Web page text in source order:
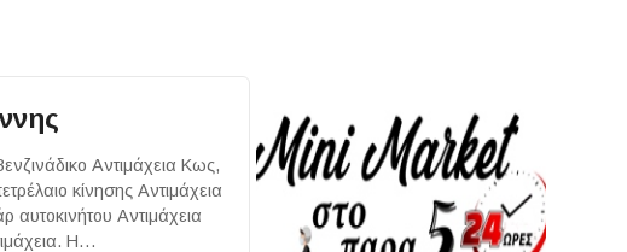
Αντιμάχεια Κως,
κίνησης Αντιμάχεια
Αντιμάχεια
Η…